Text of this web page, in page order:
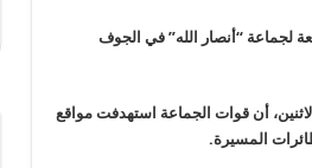
لجماعة “أنصار الله” في الجوف
أن قوات الجماعة استهدفت مواقع
المسيرة.